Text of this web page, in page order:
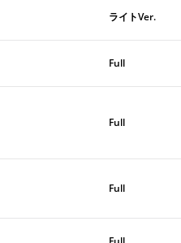
ライトVer.
Full
Full
Full